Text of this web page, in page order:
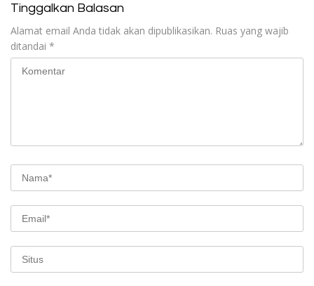
Tinggalkan Balasan
Alamat email Anda tidak akan dipublikasikan. Ruas yang wajib
ditandai *